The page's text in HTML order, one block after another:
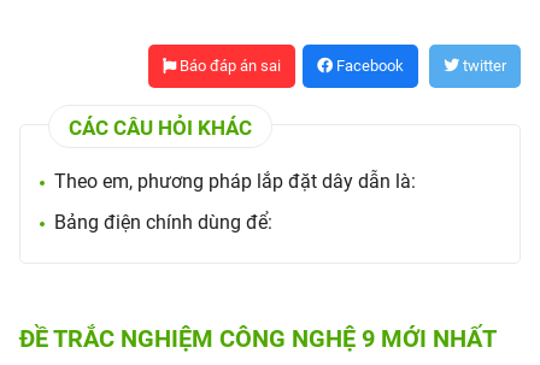
Báo đáp án sai Facebook twitter
CÁC CÂU HỎI KHÁC
Theo em, phương pháp lắp đặt dây dẫn là:
Bảng điện chính dùng để:
ĐỀ TRẮC NGHIỆM CÔNG NGHỆ 9 MỚI NHẤT